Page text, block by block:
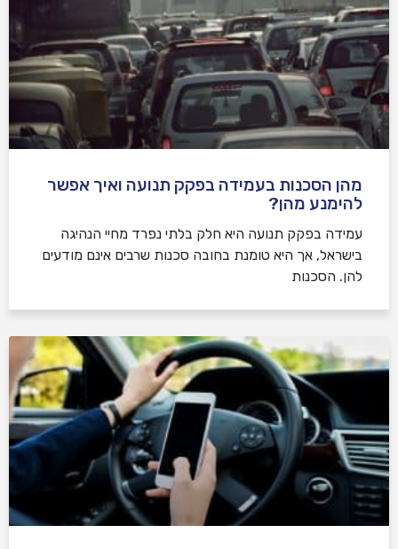
מהן הסכנות בעמידה בפקק תנועה ואיך אפשר
להימנע מהן?
עמידה בפקק תנועה היא חלק בלתי נפרד מחיי הנהיגה
בישראל, אך היא טומנת בחובה סכנות שרבים אינם מודעים
להן. הסכנות